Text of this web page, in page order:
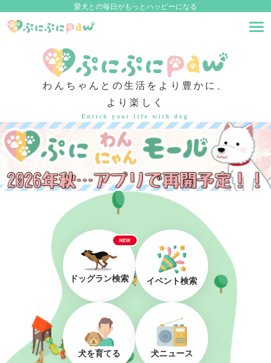
愛犬との毎日がもっとハッピーになる
わんちゃんとの生活をより豊かに、
より楽しく
Enrich your life with dog
NEW
ドッグラン検索 イベント検索
犬を育てる 犬ニュース